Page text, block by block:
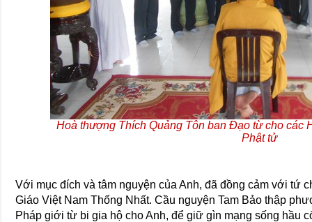
Hoà thượng Thích Quảng Tôn ban Đạo từ cho các
Phật tử
Với mục đích và tâm nguyện của Anh, đã đồng cảm với tứ
Giáo Việt Nam Thống Nhất. Cầu nguyện Tam Bảo thập
Pháp giới từ bi gia hộ cho Anh, để giữ gìn mạng sống hầu